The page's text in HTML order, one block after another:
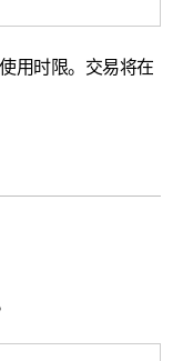
用时限。交易将在